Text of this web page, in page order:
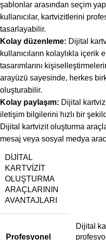
şablonlar arasından seçim
kullanıcılar, kartvizitlerini
tasarlayabilir.
Kolay düzenleme: Dijital
kullanıcıların kolaylıkla
tasarımlarını
arayüzü sayesinde, herkes
oluşturabilir.
Kolay paylaşım: Dijital
iletişim bilgilerini hızlı bir
Dijital kartvizit oluşturma
mesaj veya sosyal medya
DIJITAL
KARTVIZIT
OLUŞTURMA
ARAÇLARININ
AVANTAJLARI
Profesyonel
Dijital